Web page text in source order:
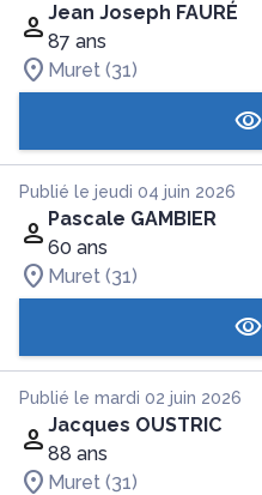
Jean Joseph FAURÉ
87 ans
Muret (31)
Publié le jeudi 04 juin 2026
Pascale GAMBIER
60 ans
Muret (31)
Publié le mardi 02 juin 2026
Jacques OUSTRIC
88 ans
Muret (31)